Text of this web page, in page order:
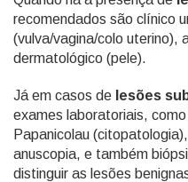
recomendados são clínico
(vulva/vagina/colo uterino),
dermatológico (pele).
Já em casos de lesões
exames laboratoriais,
Papanicolau
anuscopia, e também
distinguir as lesões